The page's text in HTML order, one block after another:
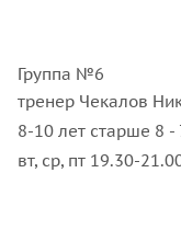
Группа №6
тренер Чекалов
8-10 лет старше 8 -
вт, ср, пт 19.30-